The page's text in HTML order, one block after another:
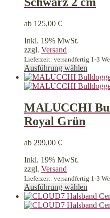
ab 125,00 €
Inkl. 19% MwSt.
zzgl. Versand
Lieferzeit: versandfertig 1-3
Ausführung wählen
weist
auf.
MALUCCHI
Royal Grün
ab 299,00 €
Inkl. 19% MwSt.
zzgl. Versand
Lieferzeit: versandfertig 1-3
Ausführung wählen
weist